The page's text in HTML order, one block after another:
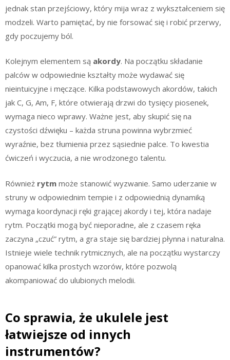
jednak stan przejściowy, który mija wraz z wykształceniem się
modzeli. Warto pamiętać, by nie forsować się i robić przerwy,
gdy poczujemy ból.
Kolejnym elementem są akordy. Na początku składanie
palców w odpowiednie kształty może wydawać się
nieintuicyjne i męczące. Kilka podstawowych akordów, takich
jak C, G, Am, F, które otwierają drzwi do tysięcy piosenek,
wymaga nieco wprawy. Ważne jest, aby skupić się na
czystości dźwięku – każda struna powinna wybrzmieć
wyraźnie, bez tłumienia przez sąsiednie palce. To kwestia
ćwiczeń i wyczucia, a nie wrodzonego talentu.
Również rytm może stanowić wyzwanie. Samo uderzanie w
struny w odpowiednim tempie i z odpowiednią dynamiką
wymaga koordynacji ręki grającej akordy i tej, która nadaje
rytm. Początki mogą być nieporadne, ale z czasem ręka
zaczyna „czuć” rytm, a gra staje się bardziej płynna i naturalna.
Istnieje wiele technik rytmicznych, ale na początku wystarczy
opanować kilka prostych wzorów, które pozwolą
akompaniować do ulubionych melodii.
Co sprawia, że ukulele jest
łatwiejsze od innych
instrumentów?